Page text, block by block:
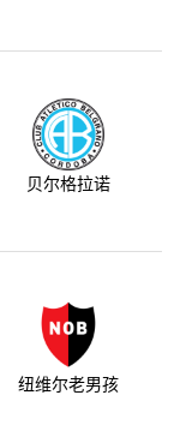
贝尔格拉诺
纽维尔老男孩